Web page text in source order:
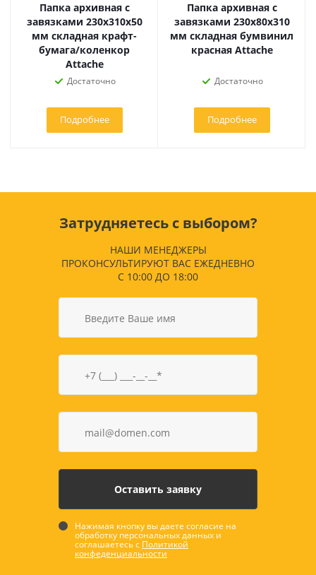
Папка архивная с
завязками 230x310x50
мм складная крафт-
бумага/коленкор
Attache
Достаточно
Подробнее
Папка архивная с
завязками 230x80x310
мм складная бумвинил
красная Attache
Достаточно
Подробнее
Затрудняетесь с выбором?
НАШИ МЕНЕДЖЕРЫ
ПРОКОНСУЛЬТИРУЮТ ВАС ЕЖЕДНЕВНО
С 10:00 ДО 18:00
Нажимая кнопку вы даете согласие на
обработку персональных данных и
соглашаетесь с Политикой
конфеденциальности